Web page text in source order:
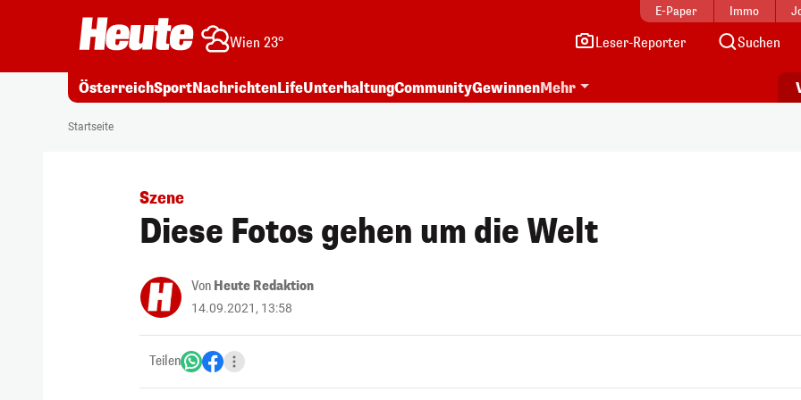
E-Paper Immo
Wien 23° Leser-Reporter Suchen
ÖsterreichSportNachrichtenLifeUnterhaltungCommunityGewinnenMehr
Startseite
Szene
Diese Fotos gehen um die Welt
Von Heute Redaktion
14.09.2021, 13:58
Teilen